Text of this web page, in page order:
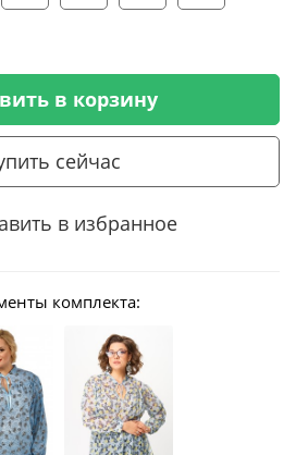
в корзину
сейчас
в избранное
комплекта: